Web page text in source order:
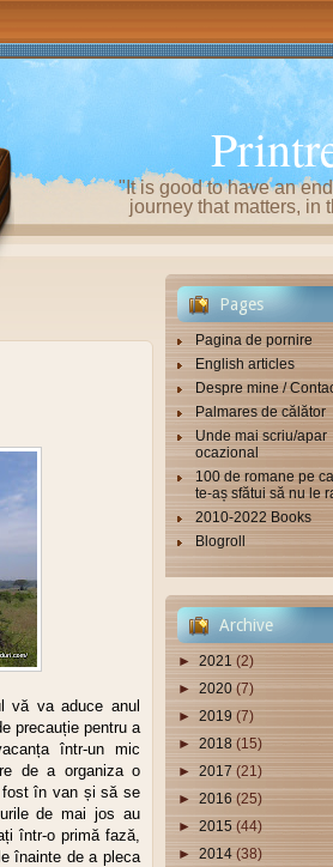
"It is good to have an
journey that matters, in
vă va aduce anul
precauție pentru a
într-un mic
de a organiza o
în van și să se
de mai jos au
într-o primă fază,
înainte de a pleca
Pages
Pagina de pornire
English articles
Despre mine /
Palmares de călător
Unde mai scriu/apar
ocazional
100 de romane pe
te-aș sfătui să nu le
2010-2022 Books
Blogroll
Archive
► 2021 (2)
► 2020 (7)
► 2019 (7)
► 2018 (15)
► 2017 (21)
► 2016 (25)
► 2015 (44)
► 2014 (38)